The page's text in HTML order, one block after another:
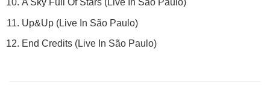
A Sky Full Of Stars (Live In São Paulo)
Up&Up (Live In São Paulo)
End Credits (Live In São Paulo)